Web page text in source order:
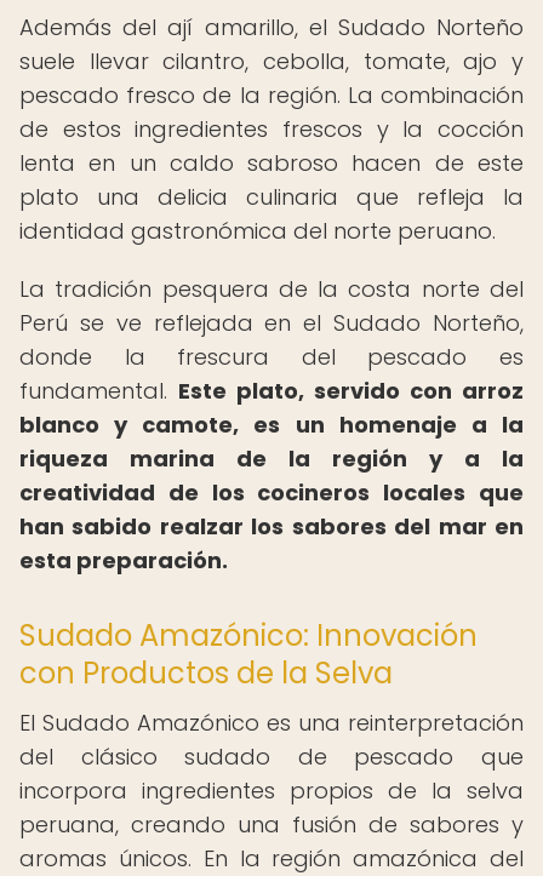
Además del ají amarillo, el Sudado Norteño
suele llevar cilantro, cebolla, tomate, ajo y
pescado fresco de la región. La combinación
de estos ingredientes frescos y la cocción
lenta en un caldo sabroso hacen de este
plato una delicia culinaria que refleja la
identidad gastronómica del norte peruano.
La tradición pesquera de la costa norte del
Perú se ve reflejada en el Sudado Norteño,
donde la frescura del pescado es
fundamental. Este plato, servido con arroz
blanco y camote, es un homenaje a la
riqueza marina de la región y a la
creatividad de los cocineros locales que
han sabido realzar los sabores del mar en
esta preparación.
Sudado Amazónico: Innovación
con Productos de la Selva
El Sudado Amazónico es una reinterpretación
del clásico sudado de pescado que
incorpora ingredientes propios de la selva
peruana, creando una fusión de sabores y
aromas únicos. En la región amazónica del